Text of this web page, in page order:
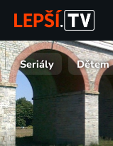
Seriály Dětem